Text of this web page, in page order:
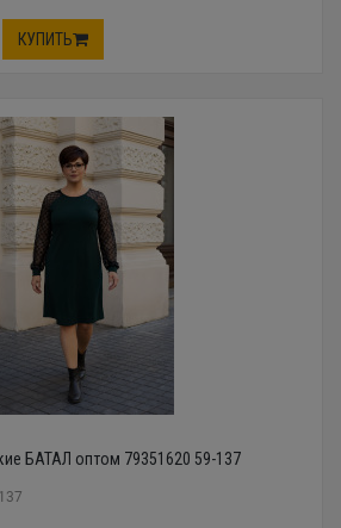
КУПИТЬ
БАТАЛ оптом 79351620 59-137